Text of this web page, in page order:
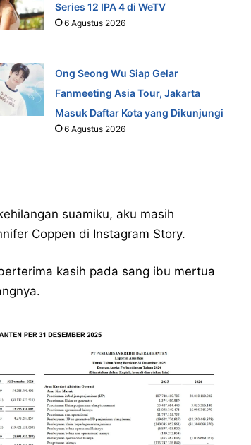
Series 12 IPA 4 di WeTV
6 Agustus 2026
Ong Seong Wu Siap Gelar
Fanmeeting Asia Tour, Jakarta
Masuk Daftar Kota yang Dikunjungi
6 Agustus 2026
suamiku, aku masih
Coppen di Instagram Story.
kasih pada sang ibu mertua